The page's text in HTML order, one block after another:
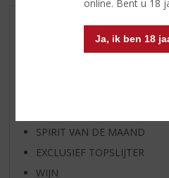
online. Bent u 18
Ja, ik ben 18
AANBIEDINGEN
WIJN VAN DE MAAND
SPIRIT VAN DE MAAND
EXCLUSIEF TOPSLIJTER
WIJN